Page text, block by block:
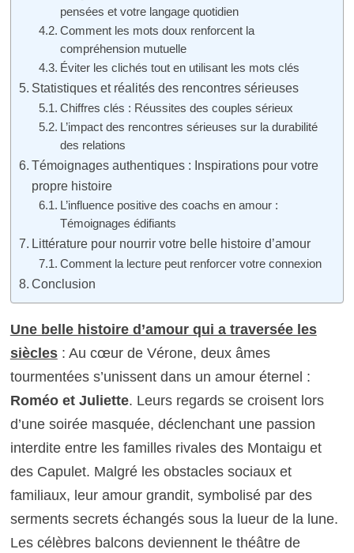
pensées et votre langage quotidien
Comment les mots doux renforcent la
compréhension mutuelle
Éviter les clichés tout en utilisant les mots clés
Statistiques et réalités des rencontres sérieuses
Chiffres clés : Réussites des couples sérieux
L’impact des rencontres sérieuses sur la durabilité
des relations
Témoignages authentiques : Inspirations pour votre
propre histoire
L’influence positive des coachs en amour :
Témoignages édifiants
Littérature pour nourrir votre belle histoire d’amour
Comment la lecture peut renforcer votre connexion
Conclusion
Une belle histoire d’amour qui a traversée les
siècles: Au cœur de Vérone, deux âmes
tourmentées s’unissent dans un amour éternel :
Roméo et Juliette. Leurs regards se croisent lors
d’une soirée masquée, déclenchant une passion
interdite entre les familles rivales des Montaigu et
des Capulet. Malgré les obstacles sociaux et
familiaux, leur amour grandit, symbolisé par des
serments secrets échangés sous la lueur de la lune.
Les célèbres balcons deviennent le théâtre de